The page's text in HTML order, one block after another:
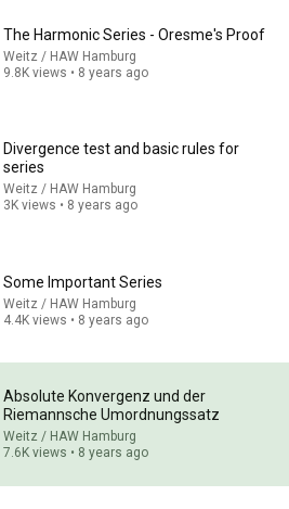
Learn more
The Harmonic Series - Oresme's Proof
Weitz / HAW Hamburg
9.8K views • 8 years ago
Divergence test and basic rules for
series
Weitz / HAW Hamburg
3K views • 8 years ago
Some Important Series
Weitz / HAW Hamburg
4.4K views • 8 years ago
Absolute Konvergenz und der
Riemannsche Umordnungssatz
Weitz / HAW Hamburg
7.6K views • 8 years ago